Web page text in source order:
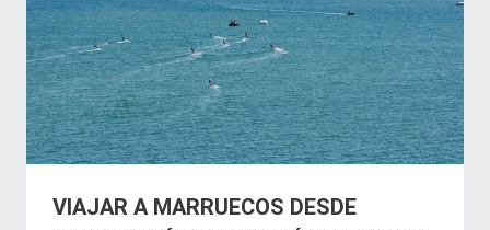
VIAJAR A MARRUECOS DESDE